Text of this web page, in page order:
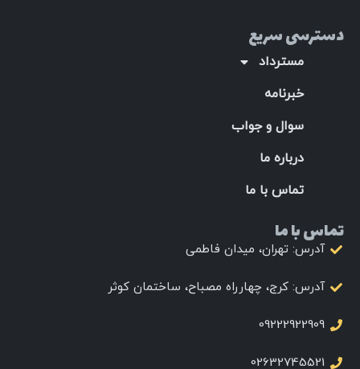
دسترسی سریع
مسترداد
خبرنامه
سوال و جواب
درباره ما
تماس با ما
تماس با ما
آدرس: تهران، میدان فاطمی
آدرس: کرج، چهارراه مصباح، ساختمان کوثر
09222922909
02632745521